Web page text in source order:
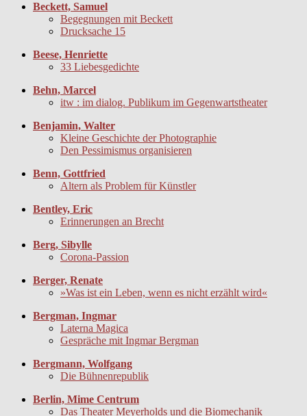
Beckett, Samuel
Begegnungen mit Beckett
Drucksache 15
Beese, Henriette
33 Liebesgedichte
Behn, Marcel
itw : im dialog. Publikum im Gegenwartstheater
Benjamin, Walter
Kleine Geschichte der Photographie
Den Pessimismus organisieren
Benn, Gottfried
Altern als Problem für Künstler
Bentley, Eric
Erinnerungen an Brecht
Berg, Sibylle
Corona-Passion
Berger, Renate
»Was ist ein Leben, wenn es nicht erzählt wird«
Bergman, Ingmar
Laterna Magica
Gespräche mit Ingmar Bergman
Bergmann, Wolfgang
Die Bühnenrepublik
Berlin, Mime Centrum
Das Theater Meyerholds und die Biomechanik